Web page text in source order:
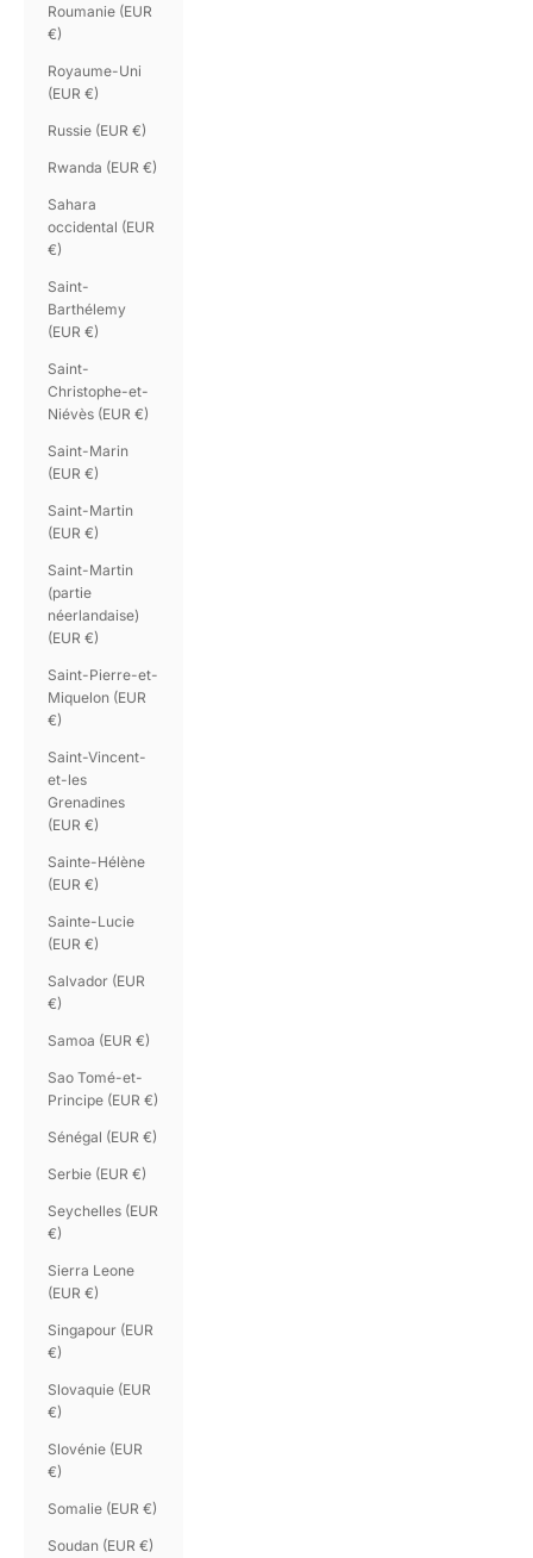
Roumanie (EUR
€)
Royaume-Uni
(EUR €)
Russie (EUR €)
Rwanda (EUR €)
Sahara
occidental (EUR
€)
Saint-
Barthélemy
(EUR €)
Saint-
Christophe-et-
Niévès (EUR €)
Saint-Marin
(EUR €)
Saint-Martin
(EUR €)
Saint-Martin
(partie
néerlandaise)
(EUR €)
Saint-Pierre-et-
Miquelon (EUR
€)
Saint-Vincent-
et-les
Grenadines
(EUR €)
Sainte-Hélène
(EUR €)
Sainte-Lucie
(EUR €)
Salvador (EUR
€)
Samoa (EUR €)
Sao Tomé-et-
Principe (EUR €)
Sénégal (EUR €)
Serbie (EUR €)
Seychelles (EUR
€)
Sierra Leone
(EUR €)
Singapour (EUR
€)
Slovaquie (EUR
€)
Slovénie (EUR
€)
Somalie (EUR €)
Soudan (EUR €)